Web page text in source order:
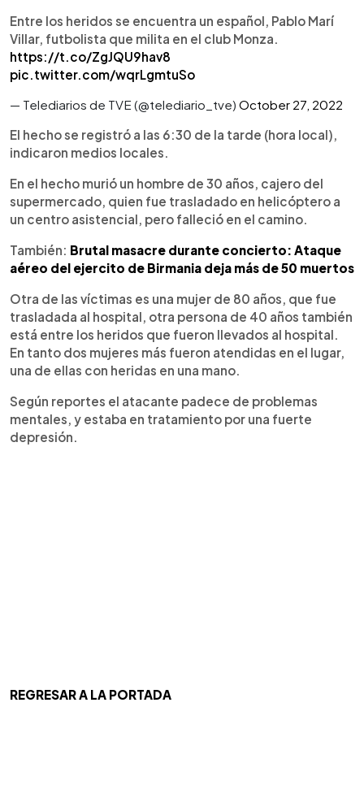
Entre los heridos se encuentra un español, Pablo Marí
Villar, futbolista que milita en el club Monza.
https://t.co/ZgJQU9hav8
pic.twitter.com/wqrLgmtuSo
— Telediarios de TVE (@telediario_tve) October 27, 2022
El hecho se registró a las 6:30 de la tarde (hora local),
indicaron medios locales.
En el hecho murió un hombre de 30 años, cajero del
supermercado, quien fue trasladado en helicóptero a
un centro asistencial, pero falleció en el camino.
También: Brutal masacre durante concierto: Ataque
aéreo del ejercito de Birmania deja más de 50 muertos
Otra de las víctimas es una mujer de 80 años, que fue
trasladada al hospital, otra persona de 40 años también
está entre los heridos que fueron llevados al hospital.
En tanto dos mujeres más fueron atendidas en el lugar,
una de ellas con heridas en una mano.
Según reportes el atacante padece de problemas
mentales, y estaba en tratamiento por una fuerte
depresión.
REGRESAR A LA PORTADA